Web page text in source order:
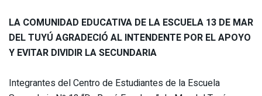
LA COMUNIDAD EDUCATIVA DE LA ESCUELA 13 DE MAR
DEL TUYÚ AGRADECIÓ AL INTENDENTE POR EL APOYO
Y EVITAR DIVIDIR LA SECUNDARIA
Integrantes del Centro de Estudiantes de la Escuela